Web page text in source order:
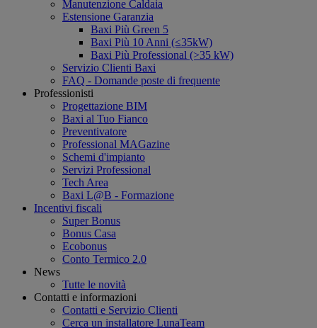
Manutenzione Caldaia
Estensione Garanzia
Baxi Più Green 5
Baxi Più 10 Anni (≤35kW)
Baxi Più Professional (>35 kW)
Servizio Clienti Baxi
FAQ - Domande poste di frequente
Professionisti
Progettazione BIM
Baxi al Tuo Fianco
Preventivatore
Professional MAGazine
Schemi d'impianto
Servizi Professional
Tech Area
Baxi L@B - Formazione
Incentivi fiscali
Super Bonus
Bonus Casa
Ecobonus
Conto Termico 2.0
News
Tutte le novità
Contatti e informazioni
Contatti e Servizio Clienti
Cerca un installatore LunaTeam